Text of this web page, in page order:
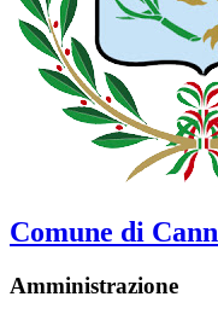
Comune di
Amministrazione